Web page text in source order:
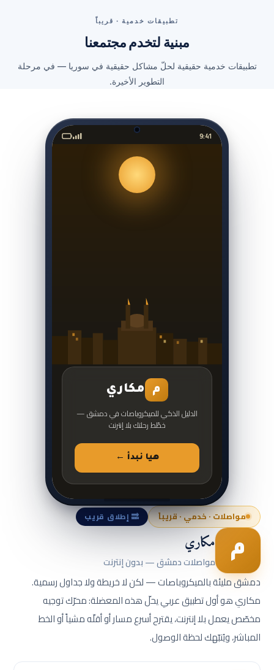
تطبيقات خدمية · قريباً
مبنية لتخدم مجتمعنا
تطبيقات خدمية حقيقية لحلّ مشاكل حقيقية في سوريا — في مرحلة
التطوير الأخيرة.
9:41
م مكاري
الدليل الذكي للميكروباصات في دمشق —
خطّط رحلتك بلا إنترنت
هيا نبدأ ←
مواصلات · خدمي · قريباً 🔜 إطلاق قريب
م مكاري
مواصلات دمشق — بدون إنترنت
دمشق مليئة بالميكروباصات — لكن لا خريطة ولا جداول رسمية.
مكاري هو أول تطبيق عربي يحلّ هذه المعضلة: محرّك توجيه
مخصّص يعمل بلا إنترنت، يقترح أسرع مسار أو أقلّه مشياً أو الخط
المباشر، ويُنبّهك لحظة الوصول.